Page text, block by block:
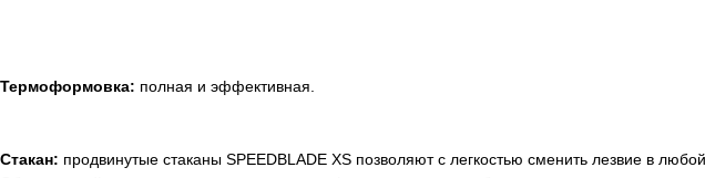
Термоформовка: полная и эффективная.
Стакан: продвинутые стаканы SPEEDBLADE XS позволяют с легкостью сменить лезвие в любой